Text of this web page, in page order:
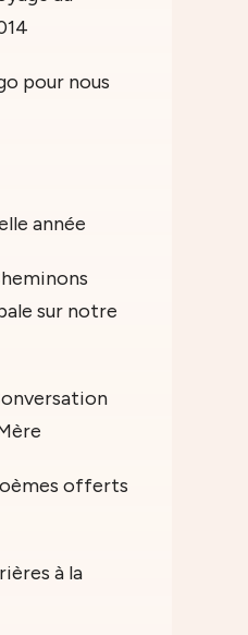
pour nous
année
sur notre
offerts
à la